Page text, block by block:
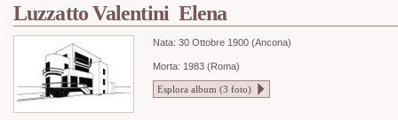
Luzzatto Valentini Elena
Nata:30 Ottobre 1900 (Ancona)
Morta: 1983 (Roma)
Esplora album (3 foto)